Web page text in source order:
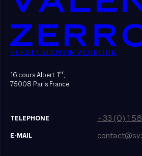
SEKRI VALENTIN ZERROUK
16 cours Albert 1er,
75008 Paris France
TELEPHONE +33 (0) 1
E-MAIL